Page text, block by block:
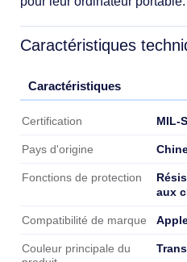
Caractéristiques
Caractéristiques
Caractéristiques
Certification MIL-
Pays d'origine
Fonctions de protection
aux
Compatibilité de marque
Couleur principale du